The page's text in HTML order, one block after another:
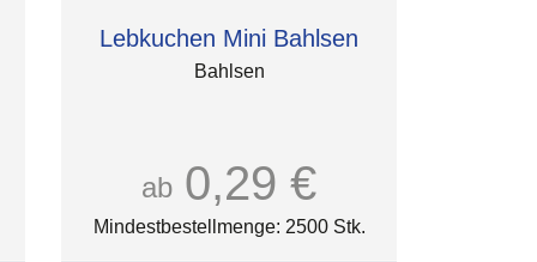
Lebkuchen Mini Bahlsen
Bahlsen
ab 0,29 €
Mindestbestellmenge: 2500 Stk.